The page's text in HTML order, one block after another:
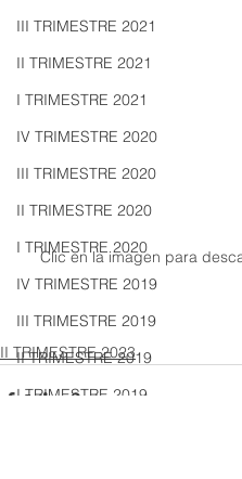
III TRIMESTRE 2021
II TRIMESTRE 2021
I TRIMESTRE 2021
IV TRIMESTRE 2020
III TRIMESTRE 2020
II TRIMESTRE 2020
I TRIMESTRE 2020
IV TRIMESTRE 2019
III TRIMESTRE 2019
II TRIMESTRE 2019
I TRIMESTRE 2019
Clic en la imagen para
II TRIMESTRE 2023